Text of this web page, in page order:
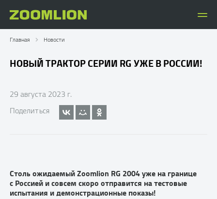
Главная Новости
НОВЫЙ ТРАКТОР СЕРИИ RG УЖЕ В РОССИИ!
29 августа 2023 г.
Поделиться
Столь ожидаемый Zoomlion RG 2004 уже на границе
с Россией и совсем скоро отправится на тестовые
испытания и демонстрационные показы!